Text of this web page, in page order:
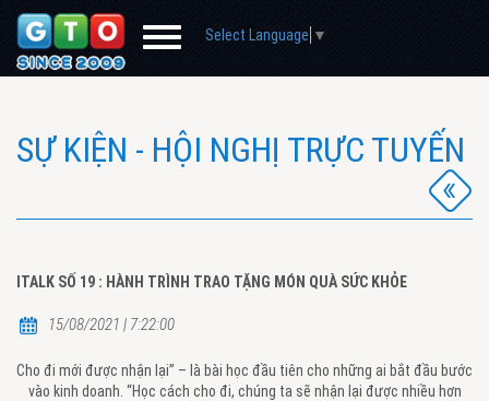
Select Language ▼
SỰ KIỆN - HỘI NGHỊ TRỰC TUYẾN
ITALK SỐ 19 : HÀNH TRÌNH TRAO TẶNG MÓN QUÀ SỨC KHỎE
15/08/2021 | 7:22:00
Cho đi mới được nhận lại” – là bài học đầu tiên cho những ai bắt đầu bước
vào kinh doanh. “Học cách cho đi, chúng ta sẽ nhận lại được nhiều hơn